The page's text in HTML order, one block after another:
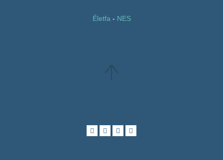
Életfa - NES